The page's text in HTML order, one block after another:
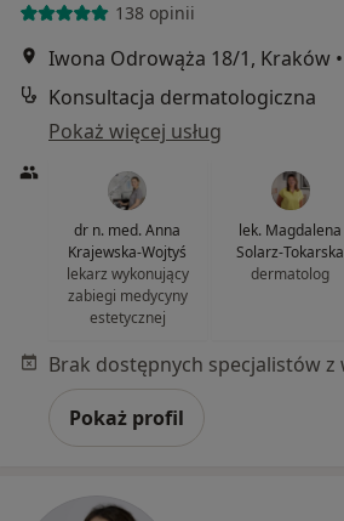
138 opinii
Iwona Odrowąża 18/1, Kraków •
Konsultacja dermatologiczna
Pokaż więcej usług
dr n. med. Anna
Krajewska-Wojtyś
lekarz wykonujący
zabiegi medycyny
estetycznej
lek. Magdalena
Solarz-Tokarska
dermatolog
Pokaż profil